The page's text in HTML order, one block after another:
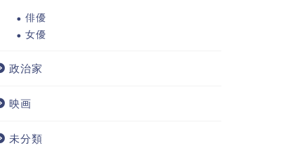
俳優
女優
政治家
映画
未分類